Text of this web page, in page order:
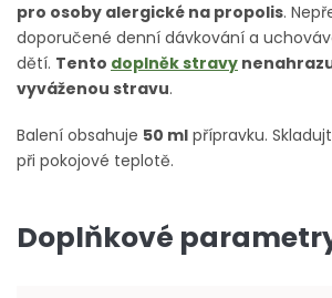
pro osoby alergické na propolis.
doporučené denní dávkování a
dětí. Tento doplněk stravy
vyváženou stravu.
Balení obsahuje 50 ml přípravku.
při pokojové teplotě.
Doplňkové